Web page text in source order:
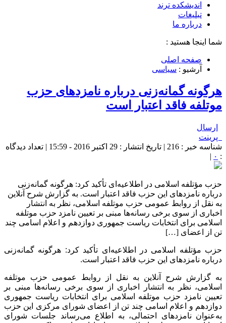
اندیشکده ترند
تبلیغات
درباره ما
شما اینجا هستید :
صفحه اصلی
آرشیو : سیاسی
هرگونه گمانه‌زنی درباره نامزدهای حزب
موتلفه فاقد اعتبار است
ارسال
پرینت
شناسه خبر : 216 | تاریخ انتشار : 29 اکتبر 2016 - 15:59 | تعداد دیدگاه
: ۰ |
حزب مؤتلفه اسلامی در اطلاعیه‌ای تأکید کرد: هرگونه گمانه‌زنی
درباره نامزدهای این حزب فاقد اعتبار است. به گزارش شرح آنلاین
به نقل از روابط عمومی حزب موتلفه اسلامی، نظر به انتشار
اخباری از سوی برخی رسانه‌ها مبنی بر تعیین نامزد حزب موتلفه
اسلامی برای انتخابات ریاست جمهوری دوازدهم و اعلام اسامی چند
تن از اعضای […]
حزب مؤتلفه اسلامی در اطلاعیه‌ای تأکید کرد: هرگونه گمانه‌زنی
درباره نامزدهای این حزب فاقد اعتبار است.
به گزارش شرح آنلاین به نقل از روابط عمومی حزب موتلفه
اسلامی، نظر به انتشار اخباری از سوی برخی رسانه‌ها مبنی بر
تعیین نامزد حزب موتلفه اسلامی برای انتخابات ریاست جمهوری
دوازدهم و اعلام اسامی چند تن از اعضای شورای مرکزی این حزب
به‌عنوان نامزدهای احتمالی، به اطلاع می‌رساند جلسات شورای